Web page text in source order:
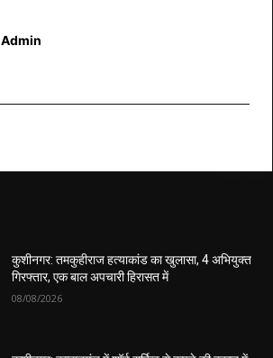
Admin
कुशीनगर: तमकुहीराज हत्याकांड का खुलासा, 4 अभियुक्त
गिरफ्तार, एक बाल अपचारी हिरासत में
08/08/2026